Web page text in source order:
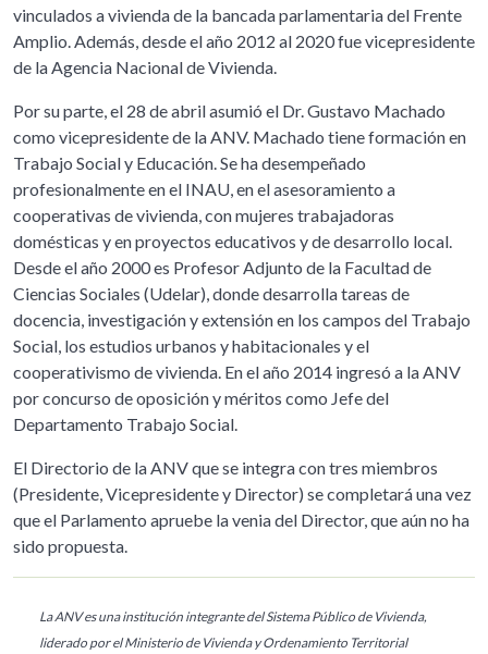
vinculados a vivienda de la bancada parlamentaria del Frente
Amplio. Además, desde el año 2012 al 2020 fue vicepresidente
de la Agencia Nacional de Vivienda.
Por su parte, el 28 de abril asumió el Dr. Gustavo Machado
como vicepresidente de la ANV. Machado tiene formación en
Trabajo Social y Educación. Se ha desempeñado
profesionalmente en el INAU, en el asesoramiento a
cooperativas de vivienda, con mujeres trabajadoras
domésticas y en proyectos educativos y de desarrollo local.
Desde el año 2000 es Profesor Adjunto de la Facultad de
Ciencias Sociales (Udelar), donde desarrolla tareas de
docencia, investigación y extensión en los campos del Trabajo
Social, los estudios urbanos y habitacionales y el
cooperativismo de vivienda. En el año 2014 ingresó a la ANV
por concurso de oposición y méritos como Jefe del
Departamento Trabajo Social.
El Directorio de la ANV que se integra con tres miembros
(Presidente, Vicepresidente y Director) se completará una vez
que el Parlamento apruebe la venia del Director, que aún no ha
sido propuesta.
La ANV es una institución integrante del Sistema Público de Vivienda,
liderado por el Ministerio de Vivienda y Ordenamiento Territorial